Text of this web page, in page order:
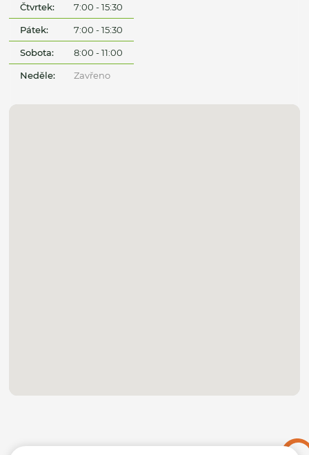
Čtvrtek: 7:00 - 15:30
Pátek: 7:00 - 15:30
Sobota: 8:00 - 11:00
Neděle: Zavřeno